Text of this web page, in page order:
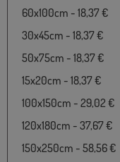
60x100cm - 18,37 €
30x45cm - 18,37 €
50x75cm - 18,37 €
15x20cm - 18,37 €
100x150cm - 29,02 €
120x180cm - 37,67 €
150x250cm - 58,56 €